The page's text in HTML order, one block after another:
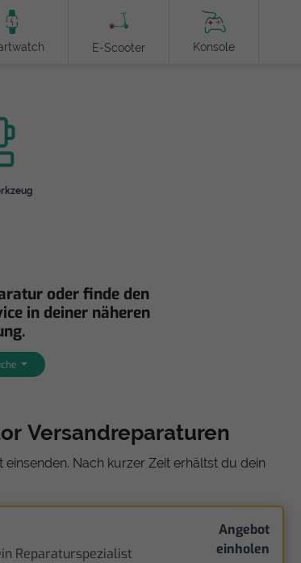
E-Scooter Konsole
oder finde den
in deiner näheren
Versandreparaturen
Nach kurzer Zeit erhältst du dein
Reparaturspezialist
Angebot
einholen